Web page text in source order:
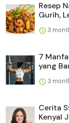
Resep
Gurih,
3
7
yang
3
Cerita
Kenyal